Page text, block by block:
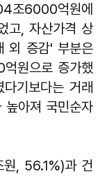
조6000억원에
고, 자산가격 상
외 증감' 부분은
원으로 증가했
기보다는 거래
높아져 국민순자
원, 56.1%)과 건